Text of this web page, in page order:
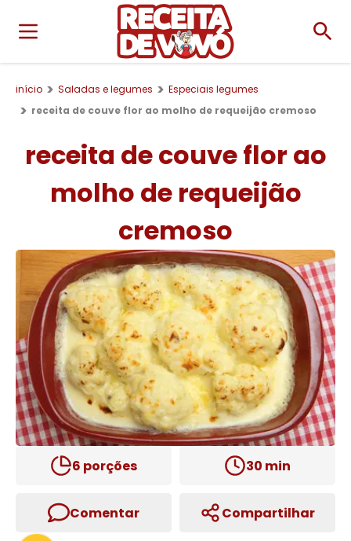
início Saladas e legumes
Especiais legumes
receita de couve flor ao molho de requeijão cremoso
receita de couve flor ao
molho de requeijão
cremoso
6 porções 30 min
Comentar Compartilhar